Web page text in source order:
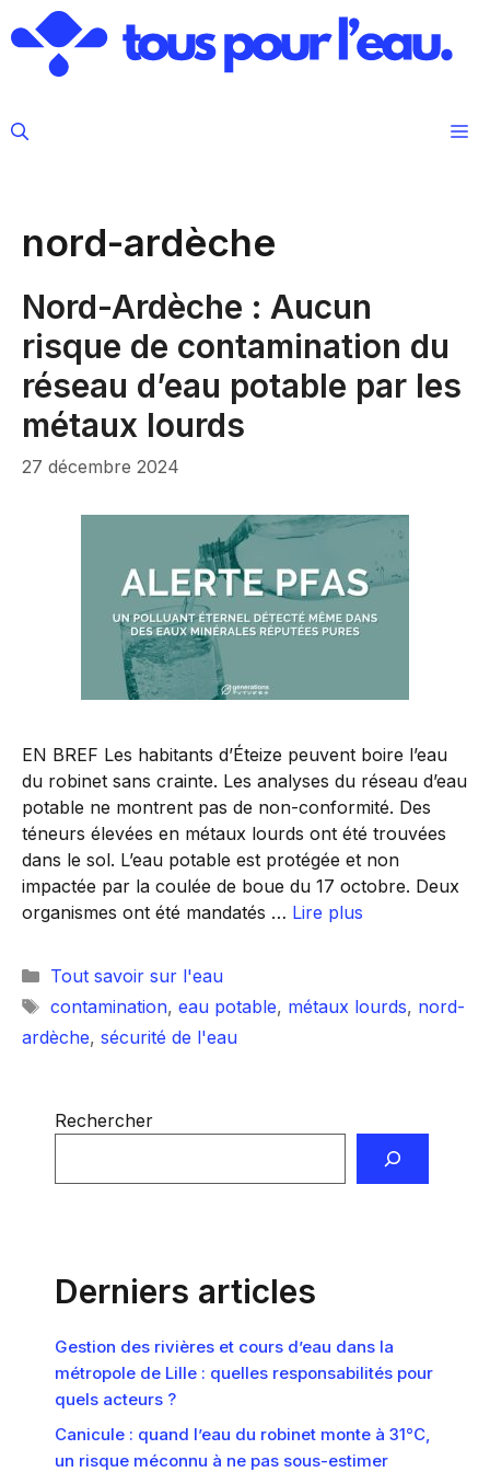
au
contenu
nord-ardèche
Nord-Ardèche : Aucun
risque de contamination du
réseau d’eau potable par les
métaux lourds
27 décembre 2024
EN BREF Les habitants d’Éteize peuvent boire l’eau
du robinet sans crainte. Les analyses du réseau d’eau
potable ne montrent pas de non-conformité. Des
téneurs élevées en métaux lourds ont été trouvées
dans le sol. L’eau potable est protégée et non
impactée par la coulée de boue du 17 octobre. Deux
organismes ont été mandatés … Lire plus
Catégories
Tout savoir sur l'eau
Étiquettes
contamination, eau potable, métaux lourds, nord-
ardèche, sécurité de l'eau
Rechercher
Derniers articles
Gestion des rivières et cours d’eau dans la
métropole de Lille : quelles responsabilités pour
quels acteurs ?
Canicule : quand l’eau du robinet monte à 31°C,
un risque méconnu à ne pas sous-estimer